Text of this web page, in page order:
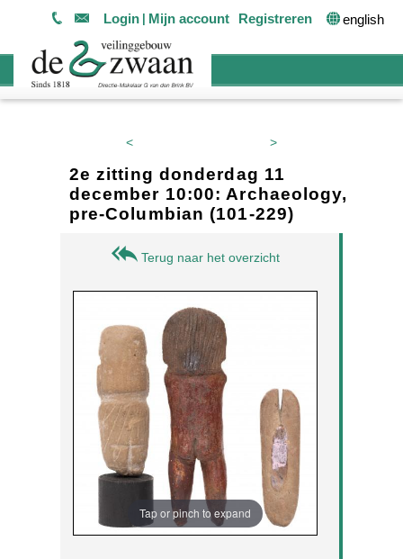
Login Mijn account Registreren english
< >
2e zitting donderdag 11
december 10:00: Archaeology,
pre-Columbian (101-229)
Terug naar het overzicht
Tap or pinch to expand